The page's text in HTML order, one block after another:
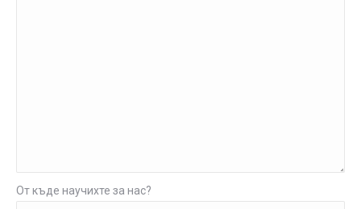
От къде научихте за нас?